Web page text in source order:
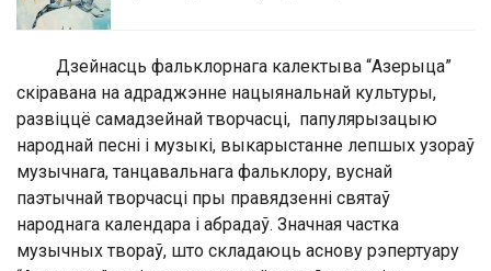
Дзейнасць фальклорнага калектыва “Азерыца”
скіравана на адраджэнне нацыянальнай культуры,
развіццё самадзейнай творчасці, папулярызацыю
народнай песні і музыкі, выкарыстанне лепшых узораў
музычнага, танцавальнага фальклору, вуснай
паэтычнай творчасці пры правядзенні святаў
народнага календара і абрадаў. Значная частка
музычных твораў, што складаюць аснову рэпертуару